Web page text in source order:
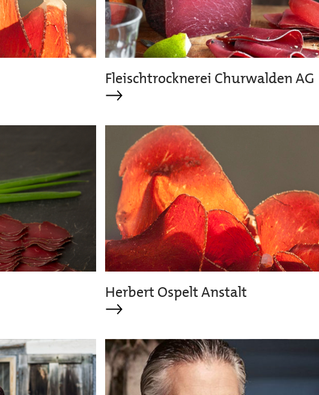
Fleischtrocknerei Churwalden AG
Herbert Ospelt Anstalt